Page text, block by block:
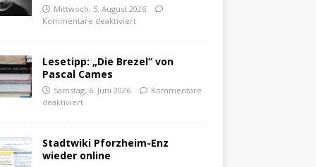
Mittwoch, 5. August 2026
Kommentare deaktiviert
Lesetipp: „Die Brezel“ von
Pascal Cames
Samstag, 6. Juni 2026
Kommentare
deaktiviert
Stadtwiki Pforzheim-Enz
wieder online